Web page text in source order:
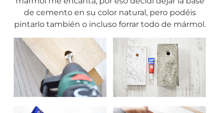
de cemento en su color natural, pero podéis
pintarlo también o incluso forrar todo de mármol.